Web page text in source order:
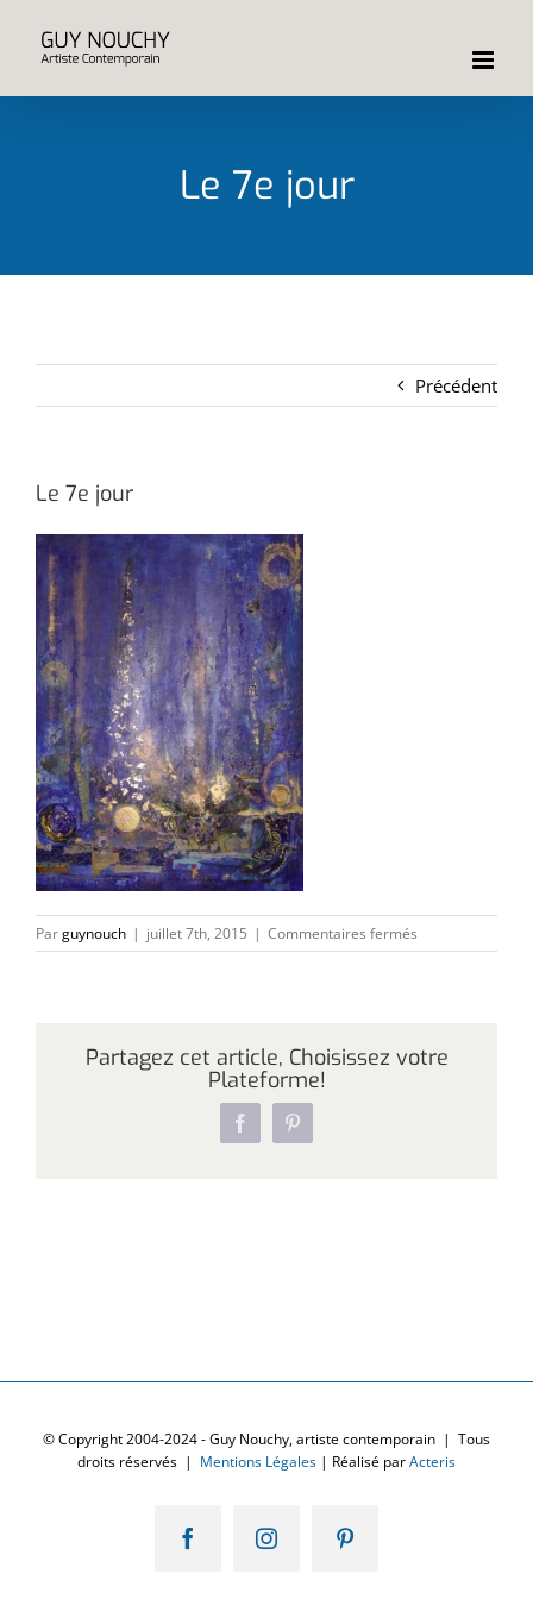
contenu
Le 7e jour
Précédent
Le 7e jour
Parguynouch | juillet 7th, 2015 | Commentaires fermés
Le
Partagez cet article, Choisissez votre
Plateforme!
FacebookPinterest
© Copyright 2004-2024 - Guy Nouchy, artiste contemporain | Tous
droits réservés | Mentions Légales | Réalisé parActeris
FacebookInstagramPinterest